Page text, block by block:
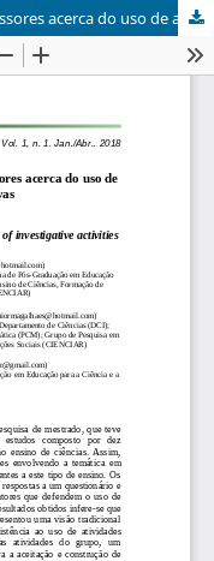
Argumentações de um grupo de professores acerca do uso de atividades investigativas